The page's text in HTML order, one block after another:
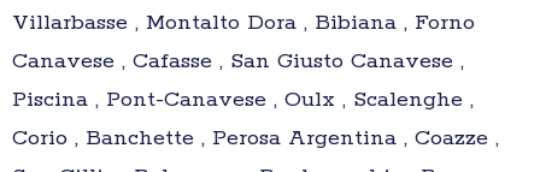
Villarbasse , Montalto Dora , Bibiana , Forno
Canavese , Cafasse , San Giusto Canavese ,
Piscina , Pont-Canavese , Oulx , Scalenghe ,
Corio , Banchette , Perosa Argentina , Coazze ,